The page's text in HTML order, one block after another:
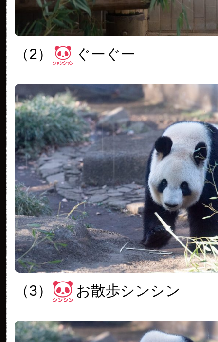
（2） ぐーぐー
（3） お散歩シンシン